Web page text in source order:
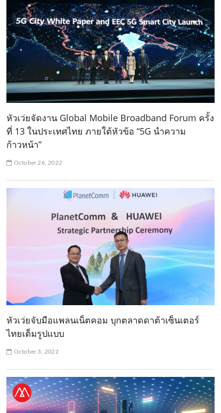
หัวเว่ยจัดงาน Global Mobile Broadband Forum ครั้ง
ที่ 13 ในประเทศไทย ภายใต้หัวข้อ “5G นำความ
ก้าวหน้า”
October 26, 2022
หัวเว่ยจับมือแพลนเน็ตคอม บุกตลาดดาต้าเซ็นเตอร์
ไทยเต็มรูปแบบ
October 3, 2022